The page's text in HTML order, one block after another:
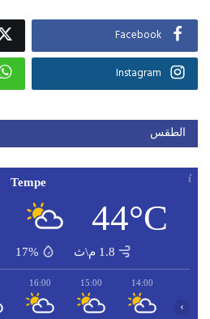
Facebook
Instagram
الطقس
Tempe
44°C
1.8 م\ث 17%
14:00
15:00
16:00
›